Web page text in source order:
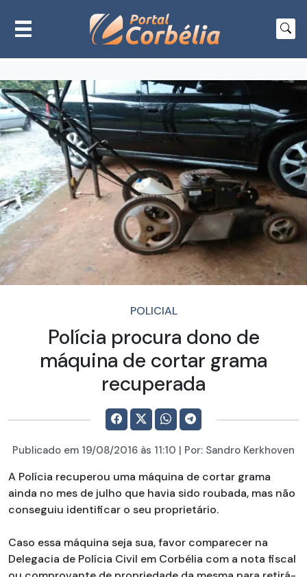
POLICIAL
Polícia procura dono de
máquina de cortar grama
recuperada
Publicado em 19/08/2016 às 11:10 | Por: Sandro Kerkhoven
A Polícia recuperou uma máquina de cortar grama
ainda no mes de julho que havia sido roubada, mas não
conseguiu identificar o seu proprietário.
Caso essa máquina seja sua, favor comparecer na
Delegacia de Polícia Civil em Corbélia com a nota fiscal